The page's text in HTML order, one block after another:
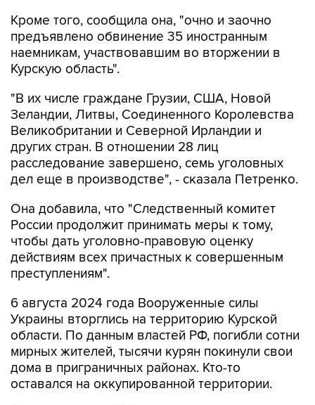
Кроме того, сообщила она, "очно и заочно
предъявлено обвинение 35 иностранным
наемникам, участвовавшим во вторжении в
Курскую область".
"В их числе граждане Грузии, США, Новой
Зеландии, Литвы, Соединенного Королевства
Великобритании и Северной Ирландии и
других стран. В отношении 28 лиц
расследование завершено, семь уголовных
дел еще в производстве", - сказала Петренко.
Она добавила, что "Cледственный комитет
России продолжит принимать меры к тому,
чтобы дать уголовно-правовую оценку
действиям всех причастных к совершенным
преступлениям".
6 августа 2024 года Вооруженные силы
Украины вторглись на территорию Курской
области. По данным властей РФ, погибли сотни
мирных жителей, тысячи курян покинули свои
дома в приграничных районах. Кто-то
оставался на оккупированной территории.